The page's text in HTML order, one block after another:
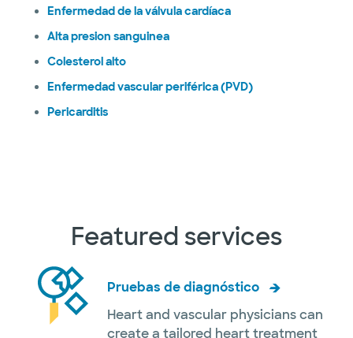
Enfermedad de la válvula cardíaca
Alta presion sanguinea
Colesterol alto
Enfermedad vascular periférica (PVD)
Pericarditis
Featured services
Pruebas de diagnóstico
Heart and vascular physicians can
create a tailored heart treatment